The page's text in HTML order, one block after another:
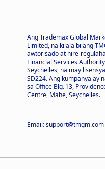
Ang Trademax Global
Limited, na kilala bilang
awtorisado at nire-
Financial Services
Seychelles, na may
SD224. Ang kumpanya ay
sa Office Blg. 13,
Centre, Mahe, Seychelles.
Email: support@tmgm.com